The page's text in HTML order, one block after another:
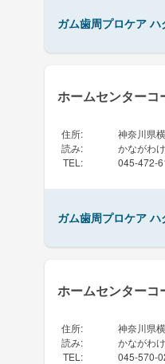
ガム歯周プロケア
ホームセンターコ
住所:
神奈川県
読み:
かながわ
TEL : 045-472-
ガム歯周プロケア
ホームセンターコ
住所:
神奈川県
読み:
かながわ
TEL : 045-570-